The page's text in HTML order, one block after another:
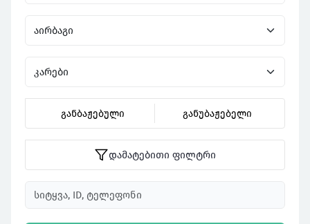
განბაჟებული განუბაჟებელი
დამატებითი ფილტრი